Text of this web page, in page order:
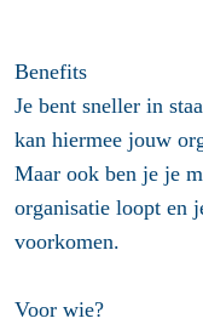
Benefits
Je bent sneller in
kan hiermee jouw
Maar ook ben je je
organisatie loopt en
voorkomen.
Voor wie?